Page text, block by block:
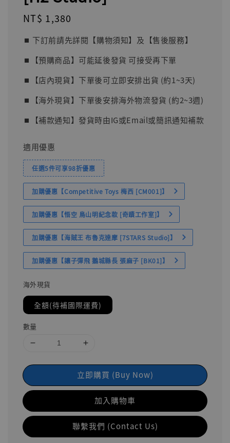
Regular
NT$ 1,380
⏹︎ 下訂前請先詳閱【購物須知】及【售後服務】
⏹︎【預購商品】可能延後發貨 可接受再下單
⏹︎【店內現貨】下單後可立即安排出貨 (約1~3天)
⏹︎【海外現貨】下單後安排海外物流發貨 (約2~3週)
⏹︎【補款通知】發貨時由IG或Email或簡訊通知補款
適用優惠
任選5件可享98折優惠
加購優惠【Competitive Toys 梅西 [CM001]】
加購優惠【悟空 鳥山明紀念款 [奇蹟工作室]】
加購優惠【海賊王 布魯克達摩 [7STARS Studio]】
加購優惠【讓子彈飛 鵝城縣長 張麻子 [BK01]】
海外現貨
全額(待補國際運費)
數量
立即購買 (Buy Now)
加入購物車
聯繫我們 (Contact Us)